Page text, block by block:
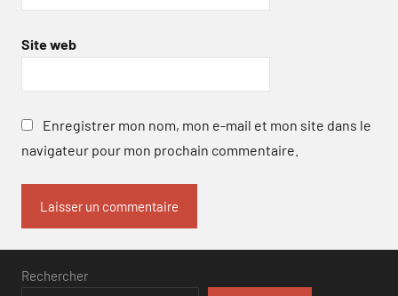
Site web
Enregistrer mon nom, mon e-mail et mon site dans le
navigateur pour mon prochain commentaire.
Rechercher